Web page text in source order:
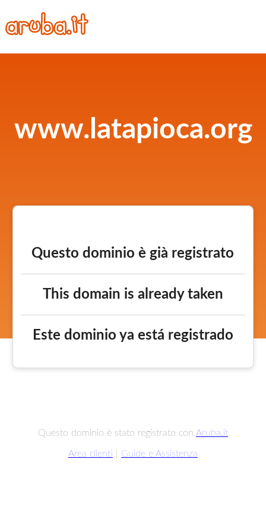
www.latapioca.org
Questo dominio è già registrato
This domain is already taken
Este dominio ya está registrado
Questo dominio è stato registrato con Aruba.it
Area clienti Guide e Assistenza